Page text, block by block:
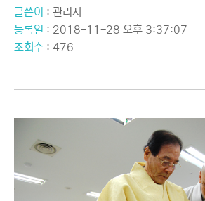
글쓴이 : 관리자
등록일 : 2018-11-28 오후 3:37:07
조회수 : 476